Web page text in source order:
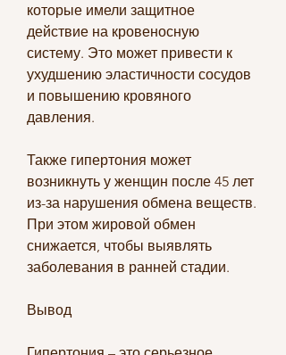
которые имели защитное
действие на кровеносную
систему. Это может привести к
ухудшению эластичности сосудов
и повышению кровяного
давления.
Также гипертония может
возникнуть у женщин после 45 лет
из-за нарушения обмена веществ.
При этом жировой обмен
снижается, чтобы выявлять
заболевания в ранней стадии.
Вывод